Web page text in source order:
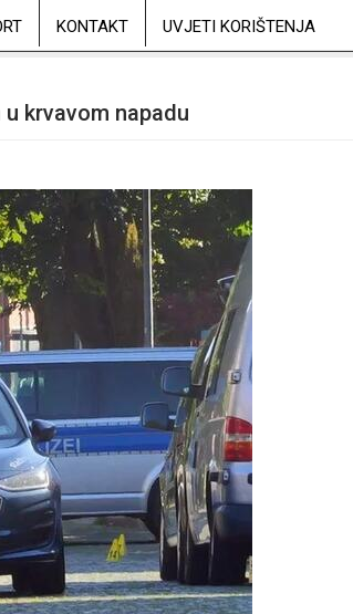
KONTAKT UVJETI KORIŠTENJA
krvavom napadu